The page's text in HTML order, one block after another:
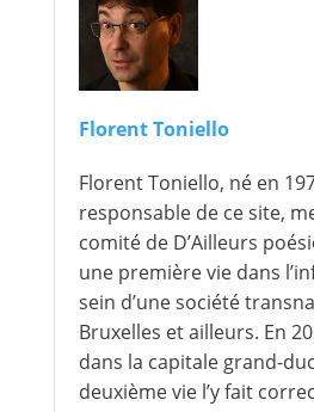
Florent Toniello
Florent Toniello, né en
responsable de ce site,
comité de D’Ailleurs
une première vie dans
sein d’une société
Bruxelles et ailleurs. En
dans la capitale grand-
deuxième vie l’y fait